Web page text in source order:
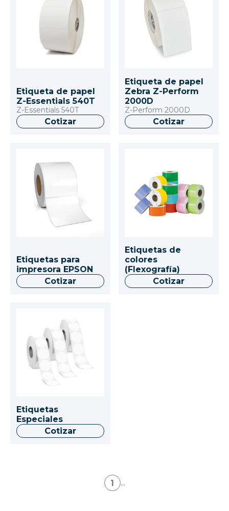
Etiqueta de papel
Z-Essentials 540T
Z-Essentials 540T
Cotizar
Etiqueta de papel
Zebra Z-Perform
2000D
Z-Perform 2000D
Cotizar
Etiquetas para
impresora EPSON
Cotizar
Etiquetas de
colores
(Flexografía)
Cotizar
Etiquetas
Especiales
Cotizar
1 ...